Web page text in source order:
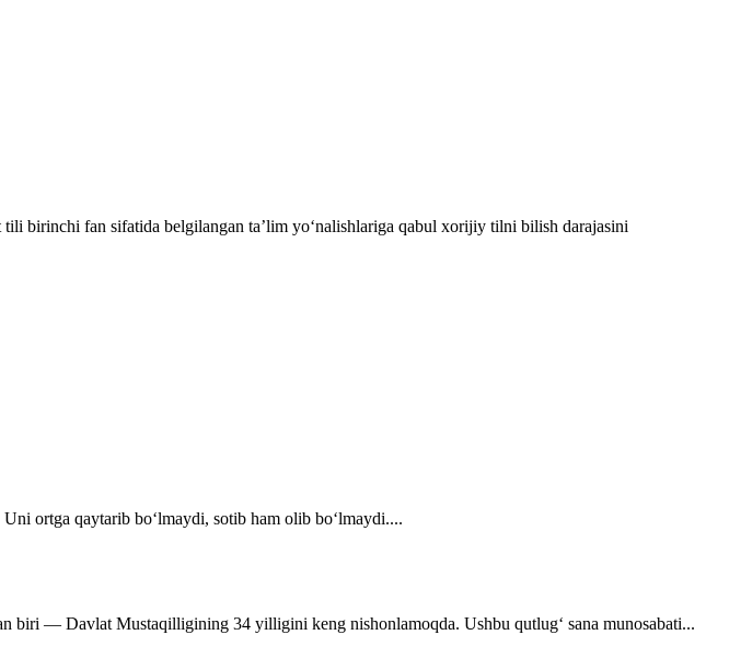
birinchi fan sifatida belgilangan ta’lim yo‘nalishlariga qabul xorijiy tilni bilish darajasini
ortga qaytarib bo‘lmaydi, sotib ham olib bo‘lmaydi....
biri — Davlat Mustaqilligining 34 yilligini keng nishonlamoqda. Ushbu qutlug‘ sana munosabati...